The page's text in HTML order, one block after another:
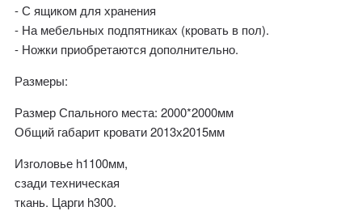
- С ящиком для хранения
- На мебельных подпятниках (кровать в пол).
- Ножки приобретаются дополнительно.
Размеры:
Размер Спального места: 2000*2000мм
Общий габарит кровати 2013х2015мм
Изголовье h1100мм,
сзади техническая
ткань. Царги h300.